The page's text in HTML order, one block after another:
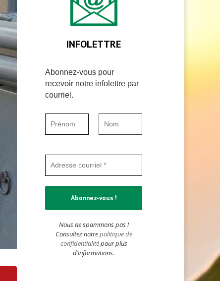
INFOLETTRE
Abonnez-vous pour
recevoir notre infolettre par
courriel.
Nous ne spammons pas !
Consultez notrepolitique de
confidentialitépour plus
d’informations.